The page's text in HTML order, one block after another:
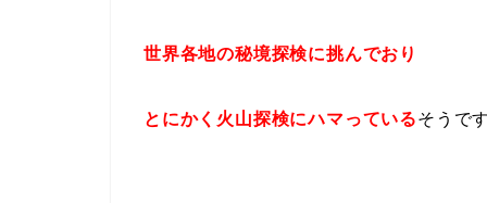
世界各地の秘境探検に挑んでおり
とにかく火山探検にハマっているそうで